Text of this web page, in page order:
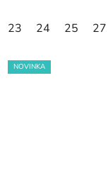
23 24 25 27
NOVINKA